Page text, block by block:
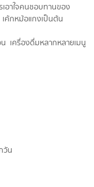
อาใจคนชอบทานของ
ค้กหม้อแกงเป็นต้น
เครื่องดื่มหลากหลายเมนู
วัน